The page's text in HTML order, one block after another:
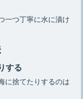
一つ丁寧に水に漬け
する
に捨てたりするのは